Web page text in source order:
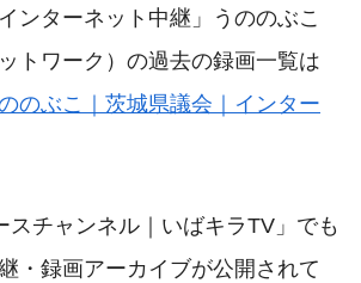
ンターネット中継」うののぶこ
トワーク）の過去の録画一覧は
のぶこ｜茨城県議会｜インター
スチャンネル｜いばキラTV」でも
・録画アーカイブが公開されて